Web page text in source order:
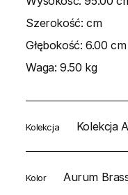
Szerokość:cm
Głębokość:6.00 cm
Waga:9.50 kg
Kolekcja Kolekcja
Kolor Aurum